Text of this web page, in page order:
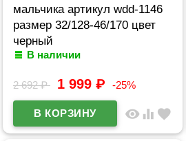
мальчика артикул wdd-1146
размер 32/128-46/170 цвет
черный
В наличии
2 692₽ 1 999 ₽ -25%
visibility equalizer favorite